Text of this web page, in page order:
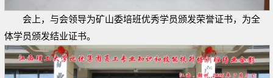
会上，与会领导为矿山委培班优秀学员颁发荣誉证书，为全
体学员颁发结业证书。